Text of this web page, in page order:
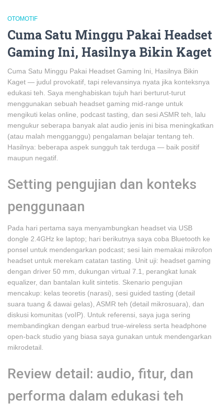
OTOMOTIF
Cuma Satu Minggu Pakai Headset
Gaming Ini, Hasilnya Bikin Kaget
Cuma Satu Minggu Pakai Headset Gaming Ini, Hasilnya Bikin
Kaget — judul provokatif, tapi relevansinya nyata jika konteksnya
edukasi teh. Saya menghabiskan tujuh hari berturut-turut
menggunakan sebuah headset gaming mid‑range untuk
mengikuti kelas online, podcast tasting, dan sesi ASMR teh, lalu
mengukur seberapa banyak alat audio jenis ini bisa meningkatkan
(atau malah mengganggu) pengalaman belajar tentang teh.
Hasilnya: beberapa aspek sungguh tak terduga — baik positif
maupun negatif.
Setting pengujian dan konteks
penggunaan
Pada hari pertama saya menyambungkan headset via USB
dongle 2.4GHz ke laptop; hari berikutnya saya coba Bluetooth ke
ponsel untuk mendengarkan podcast; sesi lain memakai mikrofon
headset untuk merekam catatan tasting. Unit uji: headset gaming
dengan driver 50 mm, dukungan virtual 7.1, perangkat lunak
equalizer, dan bantalan kulit sintetis. Skenario pengujian
mencakup: kelas teoretis (narasi), sesi guided tasting (detail
suara tuang & dawai gelas), ASMR teh (detail mikrosuara), dan
diskusi komunitas (voIP). Untuk referensi, saya juga sering
membandingkan dengan earbud true‑wireless serta headphone
open‑back studio yang biasa saya gunakan untuk mendengarkan
mikrodetail.
Review detail: audio, fitur, dan
performa dalam edukasi teh